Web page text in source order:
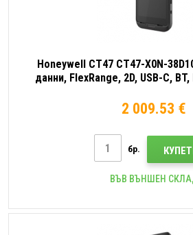
Honeywell CT47 CT47-X0N-
данни, FlexRange, 2D, USB-C,
2 009.53 €
бр.
ВЪВ ВЪНШЕН